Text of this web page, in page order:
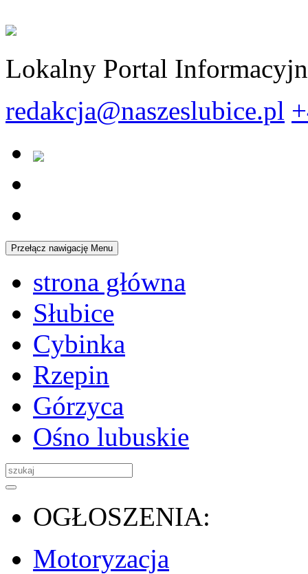
Lokalny Portal
redakcja@naszeslubice.pl
Przełącz nawigację Menu
strona główna
Słubice
Cybinka
Rzepin
Górzyca
Ośno lubuskie
OGŁOSZENIA:
Motoryzacja